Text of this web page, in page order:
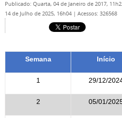
Publicado: Quarta, 04 de Janeiro de 2017,
14 de Julho de 2025, 16h04 | Acessos: 326568
Semana Início
1 29/12/
2 05/01/